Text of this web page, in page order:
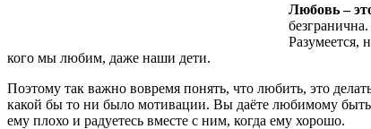
Любовь –
Разумеется,
кого мы любим, даже наши дети.
Поэтому так важно вовремя понять, что любить, это
какой бы то ни было мотивации. Вы даёте любимому быть
ему плохо и радуетесь вместе с ним, когда ему хорошо.